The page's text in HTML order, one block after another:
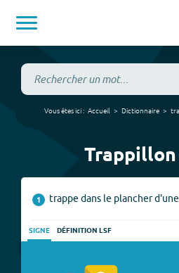
Vous êtes ici : Accueil Dictionnaire
Trappillon
1 trappe dans le plancher d'une
SIGNE DÉFINITION LSF